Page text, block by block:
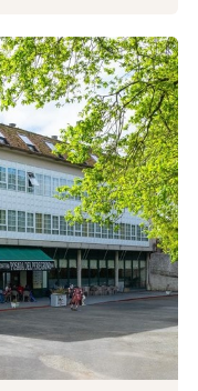
aproveches al
artículo hemos